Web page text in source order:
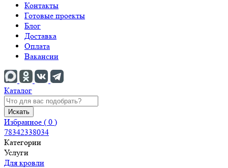
Контакты
Готовые проекты
Блог
Доставка
Оплата
Вакансии
Каталог
Искать
Избранное ( 0 )
78342338034
Категории
Услуги
Для кровли